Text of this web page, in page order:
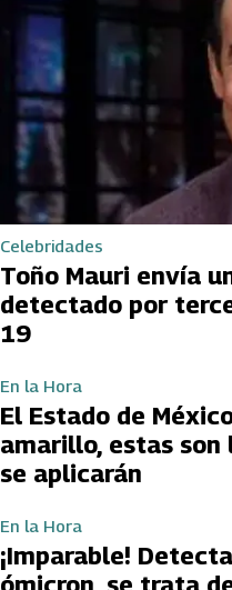
Celebridades
Toño Mauri envía un mensaje tras ser
detectado por
19
En la Hora
El Estado de
amarillo, estas son
se aplicarán
En la Hora
¡Imparable!